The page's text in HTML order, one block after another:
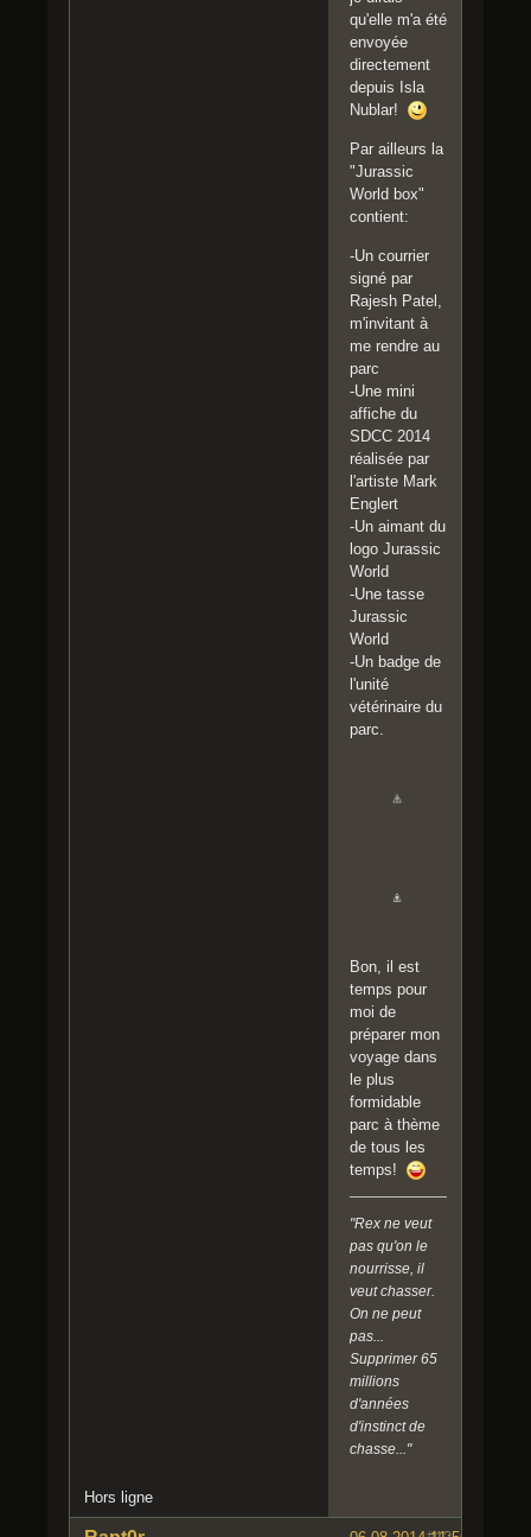
qu'elle m'a été
envoyée
directement
depuis Isla
Nublar!
Par ailleurs la
"Jurassic
World box"
contient:
-Un courrier
signé par
Rajesh Patel,
m'invitant à
me rendre au
parc
-Une mini
affiche du
SDCC 2014
réalisée par
l'artiste Mark
Englert
-Un aimant du
logo Jurassic
World
-Une tasse
Jurassic
World
-Un badge de
l'unité
vétérinaire du
parc.
Bon, il est
temps pour
moi de
préparer mon
voyage dans
le plus
formidable
parc à thème
de tous les
temps!
"Rex ne veut
pas qu'on le
nourrisse, il
veut chasser.
On ne peut
pas...
Supprimer 65
millions
d'années
d'instinct de
chasse..."
Hors ligne